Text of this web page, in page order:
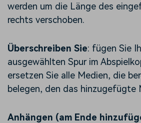
werden um die Länge des
rechts verschoben.
Überschreiben Sie: fügen Sie
ausgewählten Spur im
ersetzen Sie alle Medien, die
belegen, den das hinzugefügte
Anhängen (am Ende